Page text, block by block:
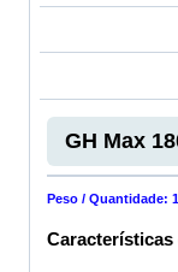
GH Max
Peso / Quantidade: